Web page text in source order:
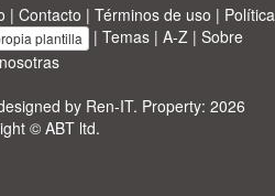
| Contacto | Términos de uso | Política
plantilla | Temas | A-Z | Sobre
nosotras
by Ren-IT. Property: 2026
© ABT ltd.